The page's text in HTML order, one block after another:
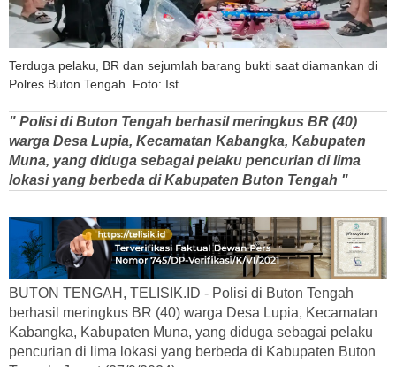
Terduga pelaku, BR dan sejumlah barang bukti saat diamankan di
Polres Buton Tengah. Foto: Ist.
" Polisi di Buton Tengah berhasil meringkus BR (40)
warga Desa Lupia, Kecamatan Kabangka, Kabupaten
Muna, yang diduga sebagai pelaku pencurian di lima
lokasi yang berbeda di Kabupaten Buton Tengah "
BUTON TENGAH, TELISIK.ID - Polisi di Buton Tengah
berhasil meringkus BR (40) warga Desa Lupia, Kecamatan
Kabangka, Kabupaten Muna, yang diduga sebagai pelaku
pencurian di lima lokasi yang berbeda di Kabupaten Buton